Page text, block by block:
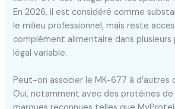
En 2026, il est considéré comme
le milieu professionnel, mais reste
complément alimentaire dans plusieurs
légal variable.
Peut-on associer le MK-677 à d’autres
Oui, notamment avec des protéines